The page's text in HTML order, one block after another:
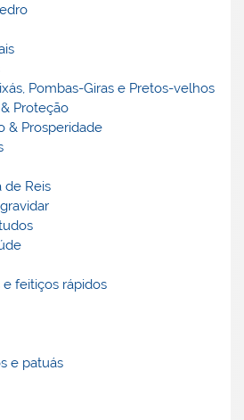
Pombas-Giras e Pretos-velhos
Proteção
& Prosperidade
de Reis
e feitiços rápidos
e patuás